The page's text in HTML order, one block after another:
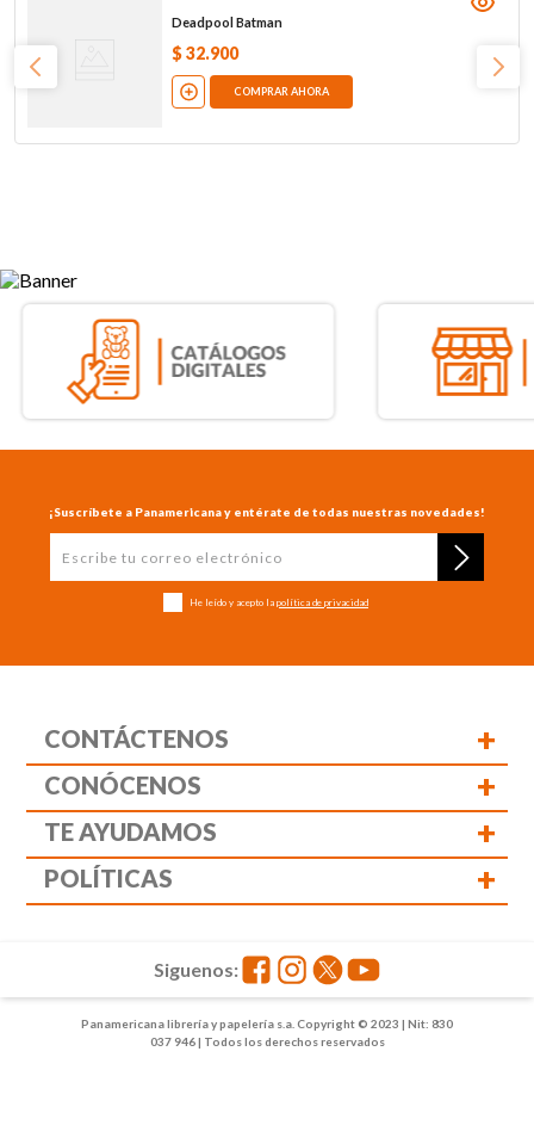
Deadpool Batman
$ 32.900
COMPRAR AHORA
¡Suscríbete a Panamericana y entérate de todas nuestras novedades!
He leído y acepto la política de privacidad
CONTÁCTENOS +
CONÓCENOS +
TE AYUDAMOS +
POLÍTICAS +
Panamericana librería y papelería s.a. Copyright © 2023 | Nit: 830
037 946 | Todos los derechos reservados
Siguenos: